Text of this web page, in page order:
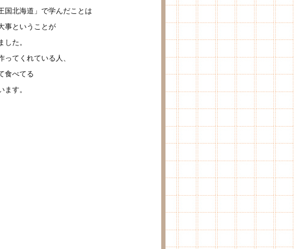
国北海道」で学んだことは
事ということが
した。
ってくれている人、
食べてる
ます。